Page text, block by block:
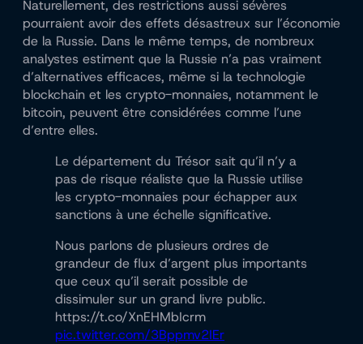
Naturellement, des restrictions aussi sévères
pourraient avoir des effets désastreux sur l’économie
de la Russie. Dans le même temps, de nombreux
analystes estiment que la Russie n’a pas vraiment
d’alternatives efficaces, même si la technologie
blockchain et les crypto-monnaies, notamment le
bitcoin, peuvent être considérées comme l’une
d’entre elles.
Le département du Trésor sait qu’il n’y a
pas de risque réaliste que la Russie utilise
les crypto-monnaies pour échapper aux
sanctions à une échelle significative.
Nous parlons de plusieurs ordres de
grandeur de flux d’argent plus importants
que ceux qu’il serait possible de
dissimuler sur un grand livre public.
https://t.co/XnEHMbIcrm
pic.twitter.com/3Bppmv2IEr